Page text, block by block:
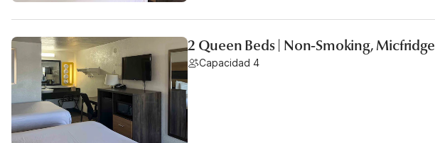
2 Queen Beds | Non-Smoking, Micfridge
Capacidad 4